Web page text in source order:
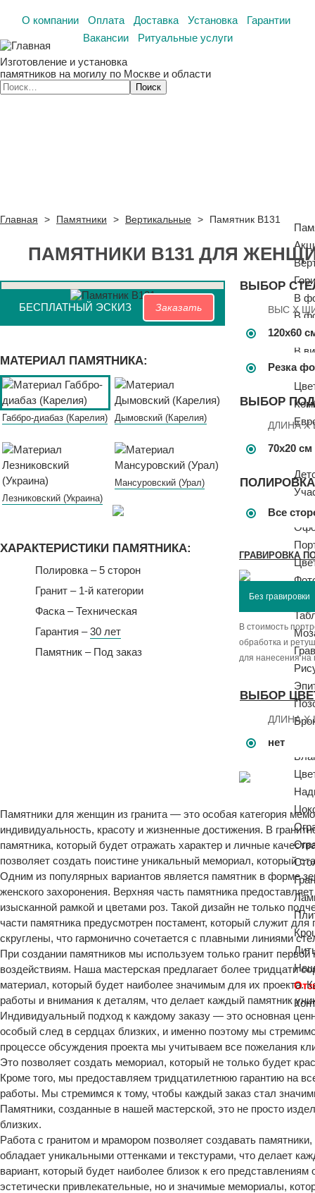
О компании Оплата Доставка Установка
Гарантии
Вакансии
Ритуальные услуги
Изготовление и установка
памятников на могилу по Москве и области
В
В
В
В
Главная > Памятники > Вертикальные > Памятник В131
ПАМЯТНИКИ В131 ДЛЯ
БЕСПЛАТНЫЙ ЭСКИЗ Заказать
МАТЕРИАЛ ПАМЯТНИКА:
Габбро-диабаз (Карелия) Дымовский (Карелия)
Лезниковский (Украина)
Мансуровский (Урал)
ХАРАКТЕРИСТИКИ ПАМЯТНИКА:
Полировка – 5 сторон
Гранит – 1-й категории
Фаска – Техническая
Гарантия –30 лет
Памятник – Под заказ
ВЫБОР
ВЫС X
120х60
Резка
ВЫБОР
ДЛИНА X
70x20 см
Все
ГРАВИРОВКА
В стоимость
обработка и
для нанесения на
ВЫБОР
ДЛИНА X
нет
Памятники для женщин из гранита — это особая категория
индивидуальность, красоту и жизненные достижения. В
памятника, который будет отражать характер и личные
позволяет создать поистине уникальный мемориал, который
Одним из популярных вариантов является памятник в форме
женского захоронения. Верхняя часть памятника
изысканной рамкой и цветами роз. Такой дизайн не только
части памятника предусмотрен постамент, который служит
скруглены, что гармонично сочетается с плавными линиями
При создании памятников мы используем только гранит первой
воздействиям. Наша мастерская предлагает более тридцати
материал, который будет наиболее значимым для их проекта.
работы и внимания к деталям, что делает каждый памятник
Индивидуальный подход к каждому заказу — это основная
особый след в сердцах близких, и именно поэтому мы
процессе обсуждения проекта мы учитываем все пожелания
Это позволяет создать мемориал, который не только будет
Кроме того, мы предоставляем тридцатилетнюю гарантию на
работы. Мы стремимся к тому, чтобы каждый заказ стал
Памятники, созданные в нашей мастерской, это не просто
близких.
Работа с гранитом и мрамором позволяет создавать
обладает уникальными оттенками и текстурами, что делает
вариант, который будет наиболее близок к его
эстетически привлекательные, но и значимые мемориалы,